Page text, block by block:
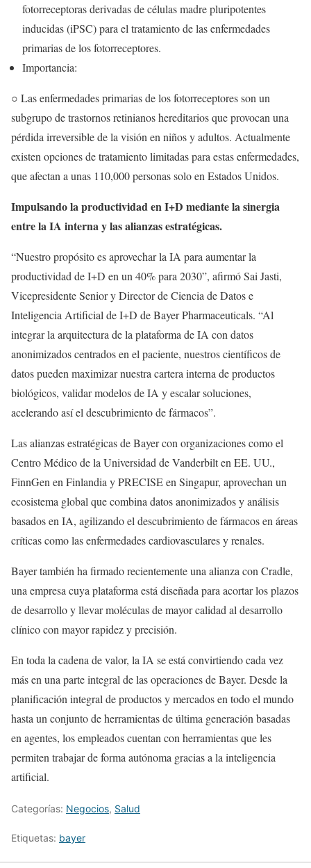
fotorreceptoras derivadas de células madre pluripotentes
inducidas (iPSC) para el tratamiento de las enfermedades
primarias de los fotorreceptores.
Importancia:
○ Las enfermedades primarias de los fotorreceptores son un
subgrupo de trastornos retinianos hereditarios que provocan una
pérdida irreversible de la visión en niños y adultos. Actualmente
existen opciones de tratamiento limitadas para estas enfermedades,
que afectan a unas 110,000 personas solo en Estados Unidos.
Impulsando la productividad en I+D mediante la sinergia
entre la IA interna y las alianzas estratégicas.
“Nuestro propósito es aprovechar la IA para aumentar la
productividad de I+D en un 40% para 2030”, afirmó Sai Jasti,
Vicepresidente Senior y Director de Ciencia de Datos e
Inteligencia Artificial de I+D de Bayer Pharmaceuticals. “Al
integrar la arquitectura de la plataforma de IA con datos
anonimizados centrados en el paciente, nuestros científicos de
datos pueden maximizar nuestra cartera interna de productos
biológicos, validar modelos de IA y escalar soluciones,
acelerando así el descubrimiento de fármacos”.
Las alianzas estratégicas de Bayer con organizaciones como el
Centro Médico de la Universidad de Vanderbilt en EE. UU.,
FinnGen en Finlandia y PRECISE en Singapur, aprovechan un
ecosistema global que combina datos anonimizados y análisis
basados en IA, agilizando el descubrimiento de fármacos en áreas
críticas como las enfermedades cardiovasculares y renales.
Bayer también ha firmado recientemente una alianza con Cradle,
una empresa cuya plataforma está diseñada para acortar los plazos
de desarrollo y llevar moléculas de mayor calidad al desarrollo
clínico con mayor rapidez y precisión.
En toda la cadena de valor, la IA se está convirtiendo cada vez
más en una parte integral de las operaciones de Bayer. Desde la
planificación integral de productos y mercados en todo el mundo
hasta un conjunto de herramientas de última generación basadas
en agentes, los empleados cuentan con herramientas que les
permiten trabajar de forma autónoma gracias a la inteligencia
artificial.
Categorías: Negocios, Salud
Etiquetas: bayer